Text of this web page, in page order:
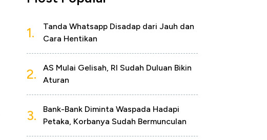
1.
Tanda Whatsapp Disadap dari Jauh dan
Cara Hentikan
2.
AS Mulai Gelisah, RI Sudah Duluan Bikin
Aturan
3.
Bank-Bank Diminta Waspada Hadapi
Petaka, Korbanya Sudah Bermunculan